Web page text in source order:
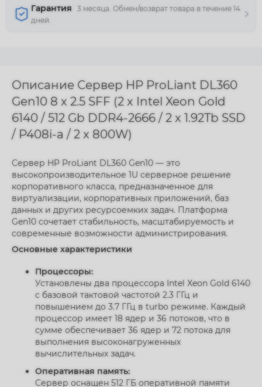
Гарантия 3 месяца. Обмен/возврат товара в течение 14
дней.
Описание Сервер HP ProLiant DL360
Gen10 8 x 2.5 SFF (2 x Intel Xeon Gold
6140 / 512 Gb DDR4-2666 / 2 x 1.92Tb SSD
/ P408i-a / 2 x 800W)
Сервер HP ProLiant DL360 Gen10 — это
высокопроизводительное 1U серверное решение
корпоративного класса, предназначенное для
виртуализации, корпоративных приложений, баз
данных и других ресурсоемких задач. Платформа
Gen10 сочетает стабильность, масштабируемость и
современные возможности администрирования.
Основные характеристики
Процессоры:
Установлены два процессора Intel Xeon Gold 6140
с базовой тактовой частотой 2.3 ГГц и
повышением до 3.7 ГГц в turbo режиме. Каждый
процессор имеет 18 ядер и 36 потоков, что в
сумме обеспечивает 36 ядер и 72 потока для
выполнения высоконагруженных
вычислительных задач.
Оперативная память:
Сервер оснащен 512 ГБ оперативной памяти